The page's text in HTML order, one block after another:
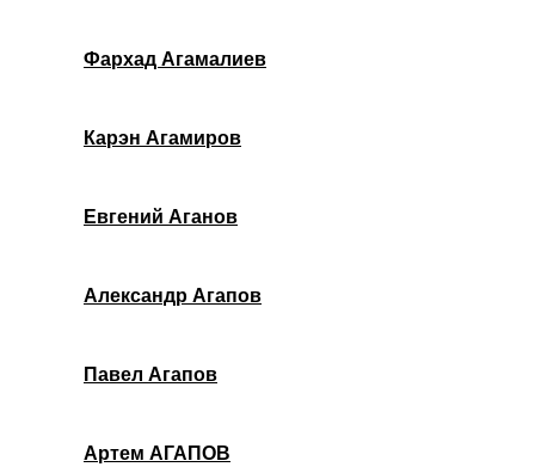
Фархад Агамалиев
Карэн Агамиров
Евгений Аганов
Александр Агапов
Павел Агапов
Артем АГАПОВ